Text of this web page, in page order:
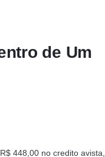
de Um
R$448,00no credito